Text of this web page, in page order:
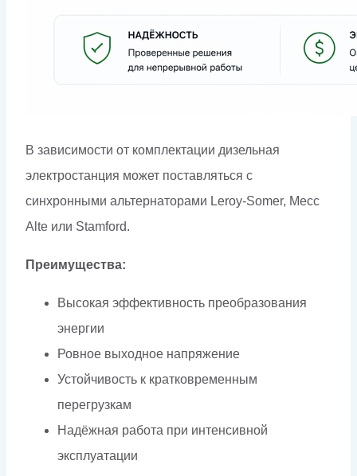
В зависимости от комплектации дизельная
электростанция может поставляться с
синхронными альтернаторами Leroy-Somer, Mecc
Alte или Stamford.
Преимущества:
Высокая эффективность преобразования
энергии
Ровное выходное напряжение
Устойчивость к кратковременным
перегрузкам
Надёжная работа при интенсивной
эксплуатации